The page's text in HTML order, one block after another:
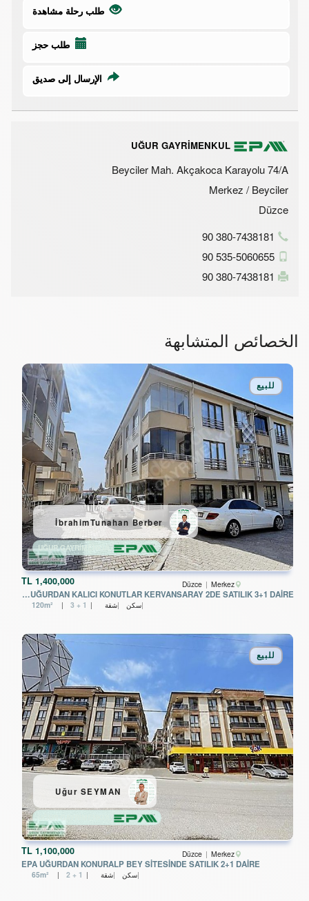
طلب رحلة مشاهدة
طلب حجز
الإرسال إلى صديق
Beyciler Mah. Akçakoca Karayolu 74/A
Merkez / Beyciler
Düzce
90 380-7438181
90 535-5060655
90 380-7438181
الخصائص المتشابهة
TL1,400,000 Düzce Merkez
EPA UĞURDAN KALICI KONUTLAR KERVANSARAY 2DE SATILIK 3+1 DAİRE
للبيع
سكن شقة 120m² 3 + 1
UĞUR GAYRİMENKUL
İbrahimTunahan Berber
TL1,100,000 Düzce Merkez
EPA UĞURDAN KONURALP BEY SİTESİNDE SATILIK 2+1 DAİRE
للبيع
سكن شقة 65m² 2 + 1
Uğur SEYMAN